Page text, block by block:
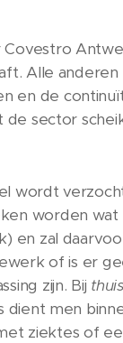
Alle
en de
sector
wordt
worden
en zal
of is er
zijn. Bij
dient men
ziektes of